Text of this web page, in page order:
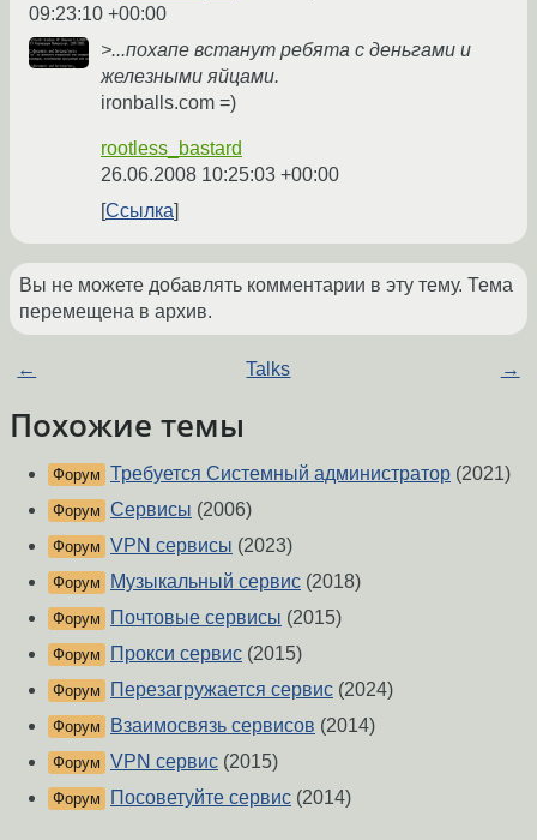
09:23:10 +00:00
>...похапе встанут ребята с деньгами и
железными яйцами.
ironballs.com =)
rootless_bastard
26.06.2008 10:25:03 +00:00
Ссылка
Вы не можете добавлять комментарии в эту тему. Тема
перемещена в архив.
← Talks →
Похожие темы
Форум Требуется Системный администратор (2021)
Форум Сервисы (2006)
Форум VPN сервисы (2023)
Форум Музыкальный сервис (2018)
Форум Почтовые сервисы (2015)
Форум Прокси сервис (2015)
Форум Перезагружается сервис (2024)
Форум Взаимосвязь сервисов (2014)
Форум VPN сервис (2015)
Форум Посоветуйте сервис (2014)